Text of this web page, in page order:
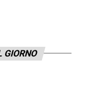
GIORNO